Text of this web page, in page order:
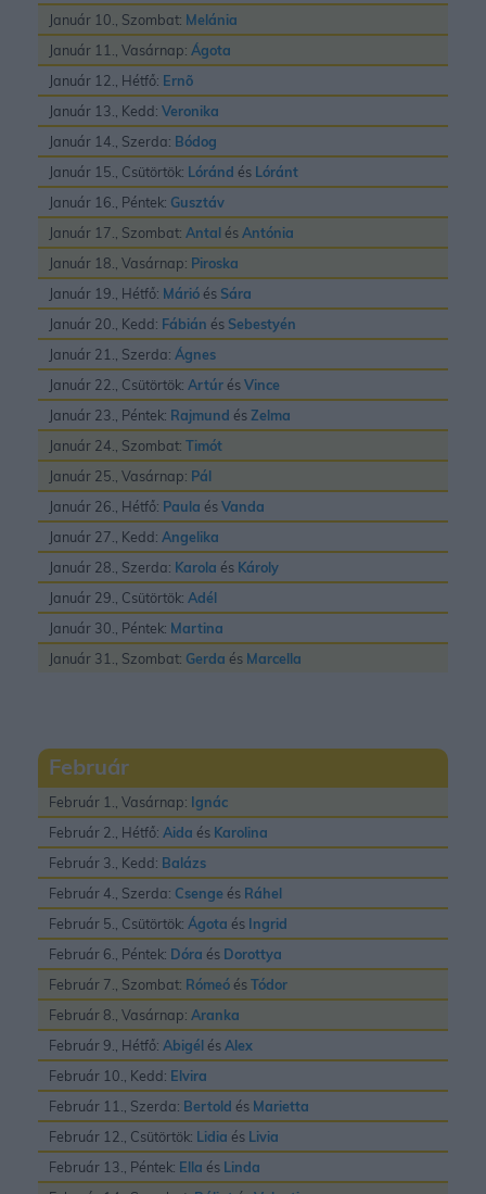
Január 10., Szombat: Melánia
Január 11., Vasárnap: Ágota
Január 12., Hétfő: Ernõ
Január 13., Kedd: Veronika
Január 14., Szerda: Bódog
Január 15., Csütörtök: Lóránd és Lóránt
Január 16., Péntek: Gusztáv
Január 17., Szombat: Antal ésAntónia
Január 18., Vasárnap: Piroska
Január 19., Hétfő: Márió és Sára
Január 20., Kedd: Fábián és Sebestyén
Január 21., Szerda: Ágnes
Január 22., Csütörtök: Artúr ésVince
Január 23., Péntek: Rajmund ésZelma
Január 24., Szombat: Timót
Január 25., Vasárnap: Pál
Január 26., Hétfő: Paula ésVanda
Január 27., Kedd: Angelika
Január 28., Szerda: Karola és Károly
Január 29., Csütörtök: Adél
Január 30., Péntek: Martina
Január 31., Szombat: Gerda és Marcella
Február
Február 1., Vasárnap: Ignác
Február 2., Hétfő: Aida és Karolina
Február 3., Kedd: Balázs
Február 4., Szerda: Csenge és Ráhel
Február 5., Csütörtök: Ágota és Ingrid
Február 6., Péntek: Dóra és Dorottya
Február 7., Szombat: Rómeó ésTódor
Február 8., Vasárnap: Aranka
Február 9., Hétfő: Abigél ésAlex
Február 10., Kedd: Elvira
Február 11., Szerda: Bertold és Marietta
Február 12., Csütörtök: Lidia és Livia
Február 13., Péntek: Ella és Linda